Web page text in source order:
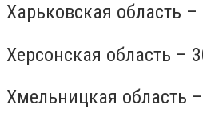
Харьковская область –
Херсонская область –
Хмельницкая область